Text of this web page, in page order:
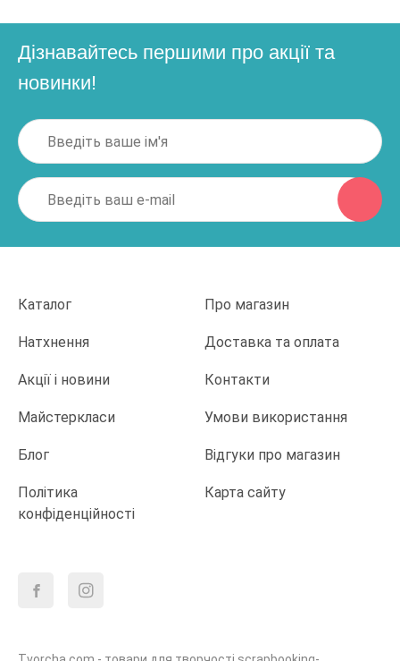
Дізнавайтесь першими про акції та
новинки!
Каталог Про магазин
Натхнення Доставка та оплата
Акції і новини Контакти
Майстеркласи Умови використання
Блог Відгуки про магазин
Політика
конфіденційності
Карта сайту